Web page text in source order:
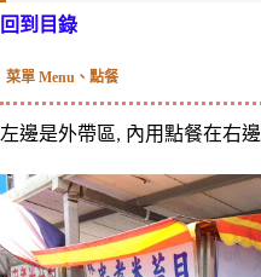
回到目錄
菜單 Menu、點餐
左邊是外帶區, 內用點餐在右邊